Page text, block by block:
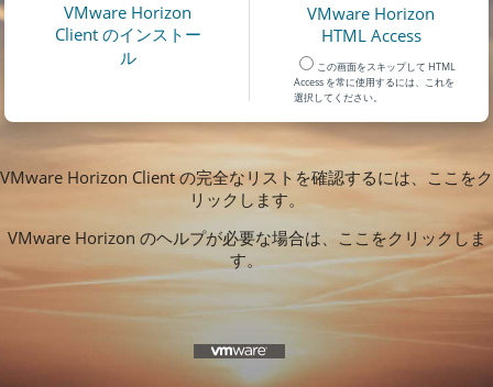
VMware Horizon
Client のインストー
ル
VMware Horizon
HTML Access
この画面をスキップして HTML
Access を常に使用するには、これを
選択してください。
VMware Horizon Client の完全なリストを確認するには、ここをク
リックします。
VMware Horizon のヘルプが必要な場合は、ここをクリックしま
す。